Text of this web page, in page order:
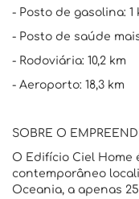
- Posto de gasolina: 1
- Posto de saúde
- Rodoviária: 10,2 km
- Aeroporto: 18,3 km
SOBRE O
O Edifício Ciel
contemporâneo
Oceania, a apenas